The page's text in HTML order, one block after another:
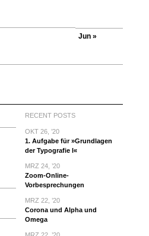
Jun »
RECENT POSTS
OKT 26, ’20
1. Aufgabe für »Grundlagen
der Typografie I«
MRZ 24, ’20
Zoom-Online-
Vorbesprechungen
MRZ 22, ’20
Corona und Alpha und
Omega